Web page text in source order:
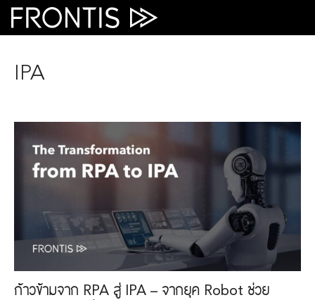
Skip
IPA
ก้าวข้ามจาก RPA สู่ IPA – จากยุค Robot ช่วย